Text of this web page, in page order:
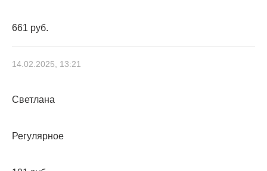
661 руб.
14.02.2025, 13:21
Светлана
Регулярное